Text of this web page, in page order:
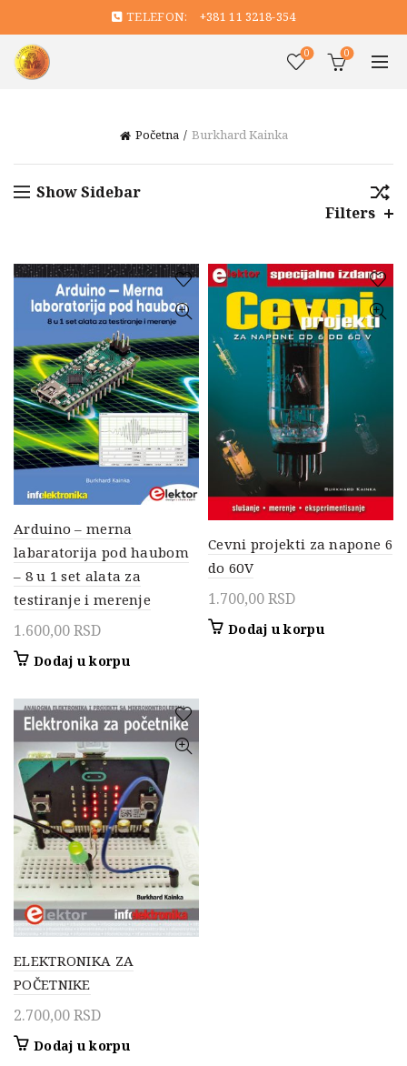
TELEFON: +381 11 3218-354
0 0
Početna Burkhard Kainka
Show Sidebar
Filters
Arduino – merna
labaratorija pod haubom
– 8 u 1 set alata za
testiranje i merenje
1.600,00RSD
Dodaj u korpu
Cevni projekti za napone 6
do 60V
1.700,00RSD
Dodaj u korpu
ELEKTRONIKA ZA
POČETNIKE
2.700,00RSD
Dodaj u korpu